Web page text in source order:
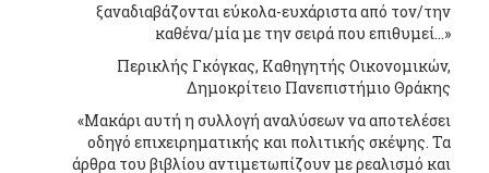
ξαναδιαβάζονται εύκολα-ευχάριστα από τον/την
καθένα/μία με την σειρά που επιθυμεί…»
Περικλής Γκόγκας, Καθηγητής Οικονομικών,
Δημοκρίτειο Πανεπιστήμιο Θράκης
«Μακάρι αυτή η συλλογή αναλύσεων να αποτελέσει
οδηγό επιχειρηματικής και πολιτικής σκέψης. Τα
άρθρα του βιβλίου αντιμετωπίζουν με ρεαλισμό και